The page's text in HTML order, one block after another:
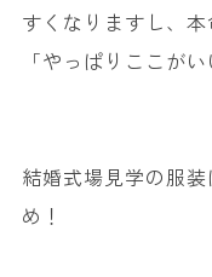
すくなりますし、
「やっぱりここが
結婚式場見学の服
め！